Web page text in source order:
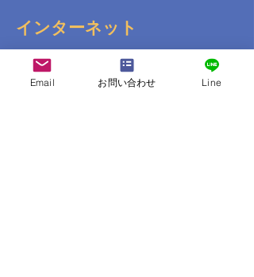
インターネット
送迎
Email お問い合わせ Line